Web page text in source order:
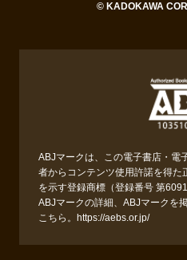
© KADOKAWA
ABJマークは、この電子書店・電
者からコンテンツ使用許諾を得た
を示す登録商標（登録番号 第
ABJマークの詳細、ABJマークを
こちら。 https://aebs.or.jp/